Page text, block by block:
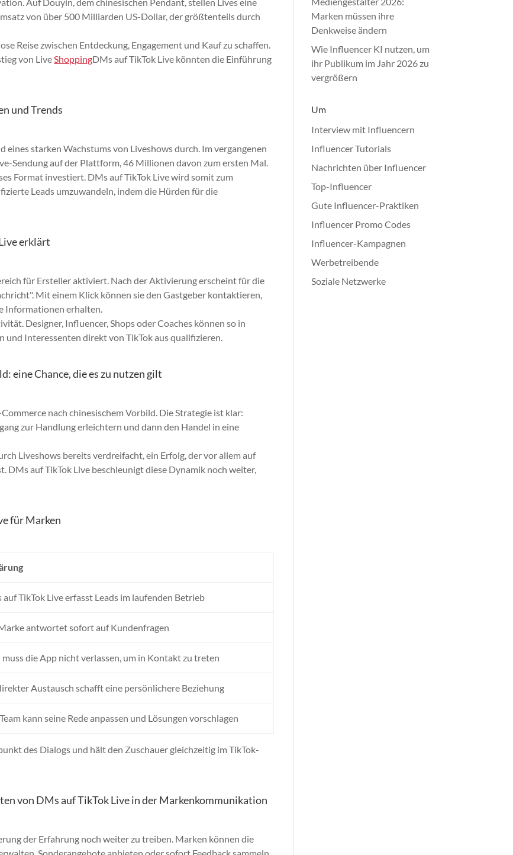
von über 500 Milliarden US-Dollar, der größtenteils durch
Reise zwischen Entdeckung, Engagement und Kauf zu schaffen.
von LiveShoppingDMs auf TikTok Live könnten die Einführung
und Trends
starken Wachstums von Liveshows durch. Im vergangenen
Sendung auf der Plattform, 46 Millionen davon zum ersten Mal.
Format investiert. DMs auf TikTok Live wird somit zum
Leads umzuwandeln, indem die Hürden für die
erklärt
für Ersteller aktiviert. Nach der Aktivierung erscheint für die
Mit einem Klick können sie den Gastgeber kontaktieren,
Informationen erhalten.
Designer, Influencer, Shops oder Coaches können so in
Interessenten direkt von TikTok aus qualifizieren.
eine Chance, die es zu nutzen gilt
nach chinesischem Vorbild. Die Strategie ist klar:
zur Handlung erleichtern und dann den Handel in eine
Liveshows bereits verdreifacht, ein Erfolg, der vor allem auf
auf TikTok Live beschleunigt diese Dynamik noch weiter,
für Marken
auf TikTok Live erfasst Leads im laufenden Betrieb
antwortet sofort auf Kundenfragen
muss die App nicht verlassen, um in Kontakt zu treten
Austausch schafft eine persönlichere Beziehung
kann seine Rede anpassen und Lösungen vorschlagen
des Dialogs und hält den Zuschauer gleichzeitig im TikTok-
von DMs auf TikTok Live in der Markenkommunikation
der Erfahrung noch weiter zu treiben. Marken können die
Marken müssen ihre
Denkweise ändern
Wie Influencer KI nutzen, um
ihr Publikum im Jahr 2026 zu
vergrößern
Um
Interview mit Influencern
Influencer Tutorials
Nachrichten über Influencer
Top-Influencer
Gute Influencer-Praktiken
Influencer Promo Codes
Influencer-Kampagnen
Werbetreibende
Soziale Netzwerke